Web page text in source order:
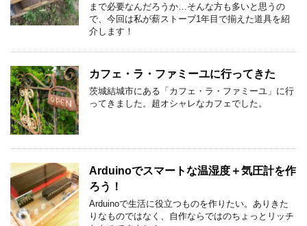
まで必要なんだろうか…そんな方も多いと思うの
で、今回は私が薪ストーブ1年目で揃えた道具を紹
介します！
カフェ・ラ・ファミーユに行ってきた
茨城結城市にある「カフェ・ラ・ファミーユ」に行
ってきました。超オシャレなカフェでした。
Arduinoでスマートな温湿度＋気圧計を作
ろう！
Arduinoで生活に役立つものを作りたい。ありきた
りなものではなく、自作ならではのちょっとリッチ